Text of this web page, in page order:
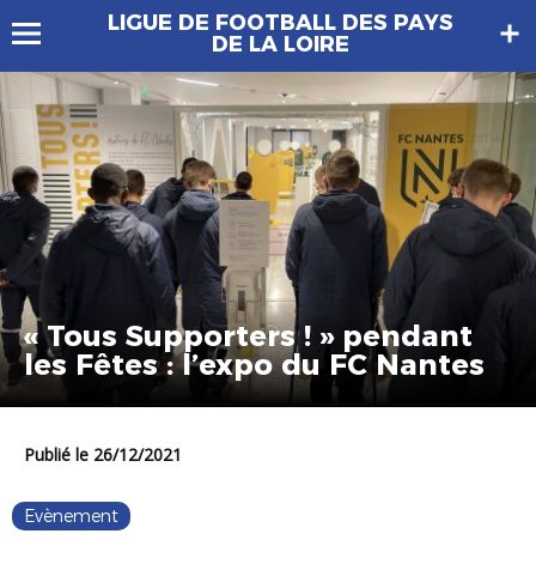
LIGUE DE FOOTBALL DES PAYS
DE LA LOIRE
« Tous Supporters ! » pendant
les Fêtes : l’expo du FC Nantes
Publié le 26/12/2021
Evènement